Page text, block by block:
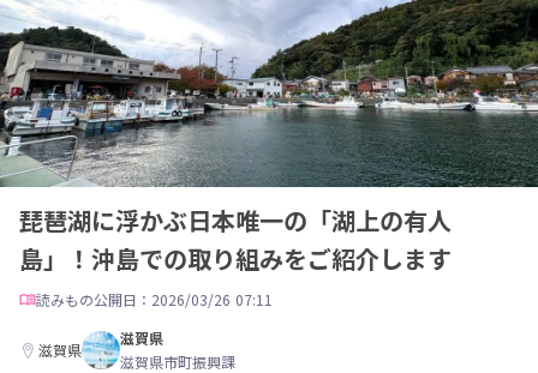
琵琶湖に浮かぶ日本唯一の「湖上の有人
島」！沖島での取り組みをご紹介します
読みもの公開日：2026/03/26 07:11
滋賀県
滋賀県
滋賀県市町振興課